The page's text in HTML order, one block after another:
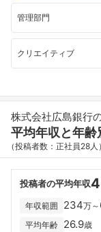
管理部門
クリエイティブ
株式会社広島銀行
平均年収と年
（投稿者数：正社員28人）
投稿者の平均年収
年収範囲 234万～
平均年齢 26.9歳